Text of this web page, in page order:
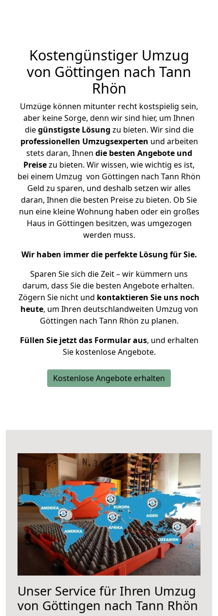
Kostengünstiger Umzug
von Göttingen nach Tann
Rhön
Umzüge können mitunter recht kostspielig sein,
aber keine Sorge, denn wir sind hier, um Ihnen
diegünstigste Lösung zu bieten. Wir sind die
professionellen Umzugsexperten und arbeiten
stets daran, Ihnen die besten Angebote und
Preisezu bieten. Wir wissen, wie wichtig es ist,
bei einem Umzug von Göttingen nach Tann Rhön
Geld zu sparen, und deshalb setzen wir alles
daran, Ihnen die besten Preise zu bieten. Ob Sie
nun eine kleine Wohnung haben oder ein großes
Haus in Göttingen besitzen, was umgezogen
werden muss.
Wir haben immer die perfekte Lösung für Sie.
Sparen Sie sich die Zeit – wir kümmern uns
darum, dass Sie die besten Angebote erhalten.
Zögern Sie nicht und kontaktieren Sie uns noch
heute, um Ihren deutschlandweiten Umzug von
Göttingen nach Tann Rhön zu planen.
Füllen Sie jetzt das Formular aus, und erhalten
Sie kostenlose Angebote.
Kostenlose Angebote erhalten
Unser Service für Ihren Umzug
von Göttingen nach Tann Rhön